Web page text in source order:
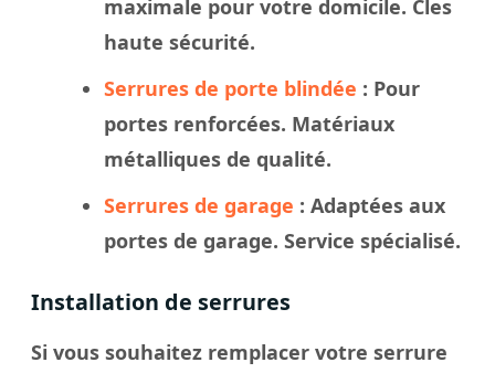
maximale pour votre domicile. Cles
haute sécurité.
Serrures de porte blindée : Pour
portes renforcées. Matériaux
métalliques de qualité.
Serrures de garage : Adaptées aux
portes de garage. Service spécialisé.
Installation de serrures
Si vous souhaitez remplacer votre serrure